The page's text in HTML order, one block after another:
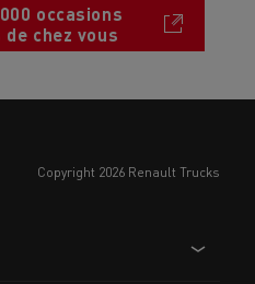
occasions
chez vous
copyright 2026 Renault Trucks